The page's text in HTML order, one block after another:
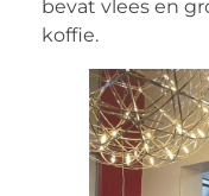
bevat vlees en
koffie.